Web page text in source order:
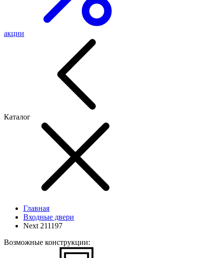
акции
Каталог
Главная
Входные двери
Next 211197
Возможные конструкции: